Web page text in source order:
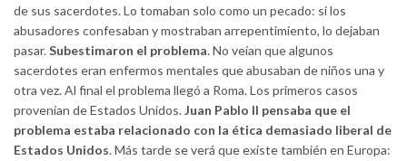
de sus sacerdotes. Lo tomaban solo como un pecado: si los
abusadores confesaban y mostraban arrepentimiento, lo dejaban
pasar.Subestimaron el problema. No veían que algunos
sacerdotes eran enfermos mentales que abusaban de niños una y
otra vez. Al final el problema llegó a Roma. Los primeros casos
provenían de Estados Unidos.Juan Pablo II pensaba que el
problema estaba relacionado con la ética demasiado liberal de
Estados Unidos. Más tarde se verá que existe también en Europa: